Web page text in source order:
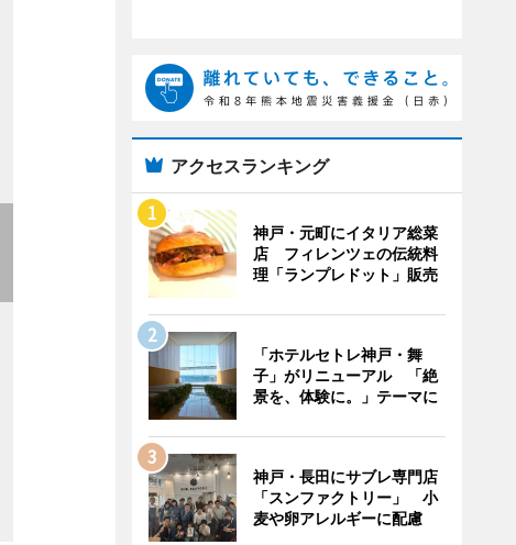
アクセスランキング
神戸・元町にイタリア総菜
店 フィレンツェの伝統料
理「ランプレドット」販売
「ホテルセトレ神戸・舞
子」がリニューアル 「絶
景を、体験に。」テーマに
神戸・長田にサブレ専門店
「スンファクトリー」 小
麦や卵アレルギーに配慮